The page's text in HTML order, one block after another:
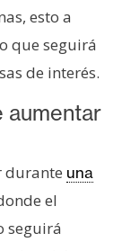
esto a
que seguirá
de interés.
aumentar
durante una
el
seguirá